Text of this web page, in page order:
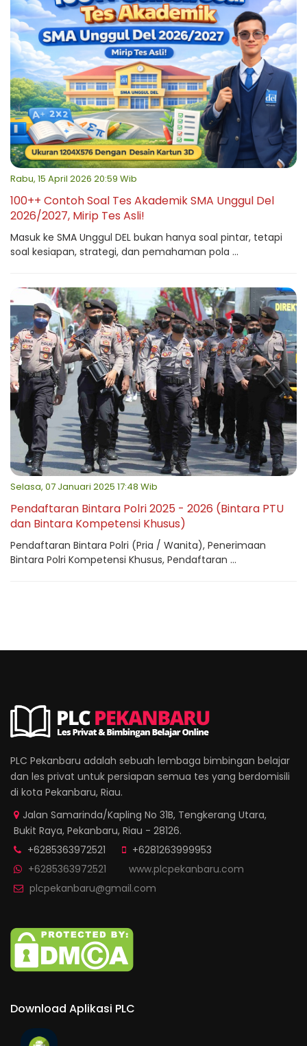
Rabu, 15 April 2026 20:59 Wib
100++ Contoh Soal Tes Akademik SMA Unggul Del
2026/2027, Mirip Tes Asli!
Masuk ke SMA Unggul DEL bukan hanya soal pintar, tetapi
soal kesiapan, strategi, dan pemahaman pola ...
Selasa, 07 Januari 2025 17:48 Wib
Pendaftaran Bintara Polri 2025 - 2026 (Bintara PTU
dan Bintara Kompetensi Khusus)
Pendaftaran Bintara Polri (Pria / Wanita), Penerimaan
Bintara Polri Kompetensi Khusus, Pendaftaran ...
PLC Pekanbaru adalah sebuah lembaga bimbingan belajar
dan les privat untuk persiapan semua tes yang berdomisili
di kota Pekanbaru, Riau.
Jalan Samarinda/Kapling No 31B, Tengkerang Utara,
Bukit Raya, Pekanbaru, Riau - 28126.
+6285363972521
+6281263999953
+6285363972521
www.plcpekanbaru.com
plcpekanbaru@gmail.com
Download Aplikasi PLC